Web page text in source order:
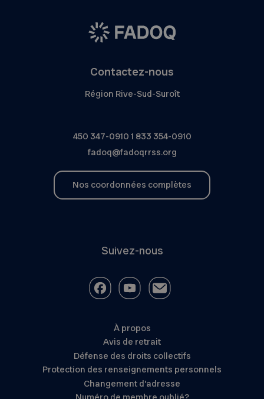
Contactez-nous
Région Rive-Sud-Suroît
450 347-0910 1 833 354-0910
fadoq@fadoqrrss.org
Nos coordonnées complètes
Suivez-nous
À propos
Avis de retrait
Défense des droits collectifs
Protection des renseignements personnels
Changement d’adresse